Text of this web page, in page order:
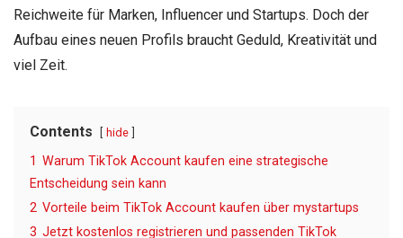
Reichweite für Marken, Influencer und Startups. Doch der
Aufbau eines neuen Profils braucht Geduld, Kreativität und
viel Zeit.
Contents hide
1 Warum TikTok Account kaufen eine strategische
Entscheidung sein kann
2 Vorteile beim TikTok Account kaufen über mystartups
3 Jetzt kostenlos registrieren und passenden TikTok